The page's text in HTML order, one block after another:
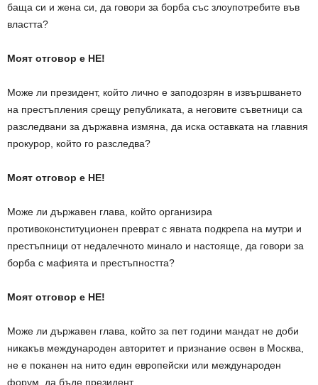
баща си и жена си, да говори за борба със злоупотребите във
властта?
Моят отговор е НЕ!
Може ли президент, който лично е заподозрян в извършването
на престъпления срещу републиката, а неговите съветници са
разследвани за държавна измяна, да иска оставката на главния
прокурор, който го разследва?
Моят отговор е НЕ!
Може ли държавен глава, който организира
противоконституционен преврат с явната подкрепа на мутри и
престъпници от недалечното минало и настояще, да говори за
борба с мафията и престъпността?
Моят отговор е НЕ!
Може ли държавен глава, който за пет години мандат не доби
никакъв международен авторитет и признание освен в Москва,
не е поканен на нито един европейски или международен
форум, да бъде президент.